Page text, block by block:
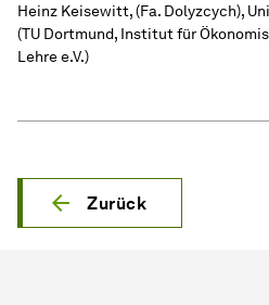
Heinz Keisewitt, (Fa. Dolyzcych),
(TU Dortmund, Institut für
Lehre e.V.)
Zurück